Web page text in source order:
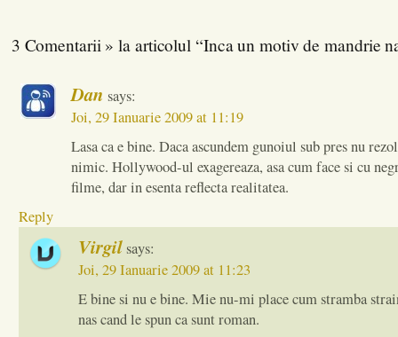
3 Comentarii » la articolul “Inca un motiv de mandrie
Dan says:
Joi, 29 Ianuarie 2009 at 11:19
Lasa ca e bine. Daca ascundem gunoiul sub pres nu
nimic. Hollywood-ul exagereaza, asa cum face si cu
filme, dar in esenta reflecta realitatea.
Reply
Virgilsays:
Joi, 29 Ianuarie 2009 at 11:23
E bine si nu e bine. Mie nu-mi place cum stramba
nas cand le spun ca sunt roman.